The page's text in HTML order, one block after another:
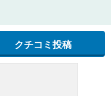
クチコミ投稿